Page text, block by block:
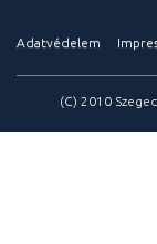
Adatvédelem
(C) 2010